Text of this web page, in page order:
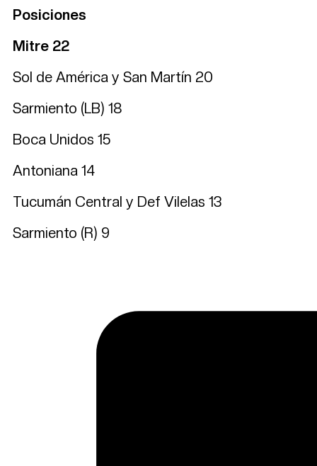
Posiciones
Mitre 22
Sol de América y San Martín 20
Sarmiento (LB) 18
Boca Unidos 15
Antoniana 14
Tucumán Central y Def Vilelas 13
Sarmiento (R) 9